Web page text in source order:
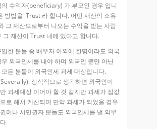
의 수익자(beneficiary) 가 부모인 경우 입니
방법을 Trust 라 합니다. 어떤 재산의 소유
그 재산으로부터 나오는 수익을 받는 사람
그 재산이 Trust 내에 있다고 합니다.
한 분들 중 배우자 이외에 한명이라도 외국
외국인세를 내야 하며 외국인 뿐만 아닌
든 분들이 외국인세 과세 대상입니다.
상식적으로 생각하면 외국인이
과세대상 이어야 할 것 같지만 과세가 집값
로 해서 계산되며 만약 과세가 되었을 경우
이나 시민권자 분들도 외국인세를 낼 의무
.